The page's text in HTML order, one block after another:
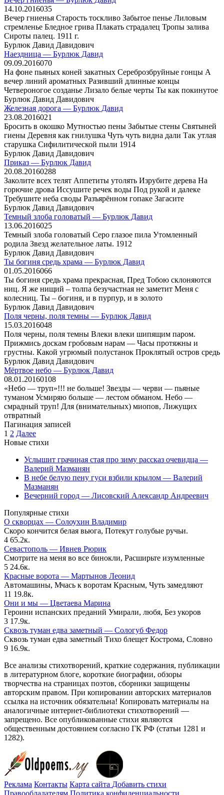
14.10.2016035
Вечер гниенья Старость тоскливо Забытое пенье Лиловым
стремленье Бледное грива Плакать страдалец Тропы залива
Сироты палец. 1911 г.
Бурлюк Давид Давидович
Наездница — Бурлюк Давид
09.09.2016070
На фоне пьяных коней закатных Сереброзбруйные гонцы А
вечер линий ароматных Разивший длинные концы
Четвероногое созданье Лизало белые черты Ты как покинутое
Бурлюк Давид Давидович
Железная дорога — Бурлюк Давид
23.08.2016021
Бросить в окошко Мутностью пены Забытые стены Святыней
гиены Деревня как гнилушка Чуть чуть видна дали Так утлая
старушка Сифилитической пыли 1914
Бурлюк Давид Давидович
Приказ — Бурлюк Давид
20.08.20160288
Заколите всех телят Аппетиты утолять Изрубите дерева На
горючие дрова Иссушите речек воды Под рукой и далеке
Требушите неба своды Разъярённом гопаке Загасите
Бурлюк Давид Давидович
Темный злоба головатый — Бурлюк Давид
13.06.2016025
Темный злоба головатый Серо глазое пила Утомленный
родила Звезд желательное латы. 1912
Бурлюк Давид Давидович
Ты богиня средь храма — Бурлюк Давид
01.05.2016066
Ты богиня средь храма прекрасная, Пред Тобою склоняются
ниц. Я же нищий – толпа безучастная не заметит Меня с
колесниц. Ты – богиня, и в пурпур, и в золото
Бурлюк Давид Давидович
Поля черны, поля темны — Бурлюк Давид
15.03.2016048
Поля черны, поля темны Влеки влеки шипящим паром.
Прижмись доскам гробовым нарам — Часы протяжны и
грустны. Какой угрюмый полустанок Проклятый остров средь
Бурлюк Давид Давидович
Мёртвое небо — Бурлюк Давид
08.01.20160108
«Небо — труп»!!! не больше! Звезды — черви — пьяные
туманом Усмиряю больше — лестом обманом. Небо —
смрадный труп! Для (внимательных) миопов, Лижущих
отвратный
Пагинация записей
1 2 Далее
Новые стихи
Услышит грачиная стая про зиму рассказ очевидца —
Валерий Мазманян
В небе белую пену гуси взбили крылом — Валерий
Мазманян
Вечерний город — Лисовский Александр Андреевич
Популярные стихи
О скворцах — Солоухин Владимир
Скоро кончится белая вьюга, Потекут голубые ручьи.
4 65.2к.
Севастополь — Ивнев Рюрик
Смотрите на меня во все бинокли, Расширьте изумленные
5 24.6к.
Красные ворота — Мартынов Леонид
Автомашины, Мчась к воротам Красным, Чуть замедляют
11 19.8к.
Они и мы — Цветаева Марина
Героини испанских преданий Умирали, любя, Без укоров
3 17.9к.
Сквозь туман едва заметный — Сологуб Федор
Сквозь туман едва заметный Тихо блещет Кострома, Словно
9 16.9к.
Все анализы стихотворений, краткие содержания, публикации
в литературном блоге, короткие биографии, обзоры
творчества на страницах поэтов, сборники защищены
авторским правом. При копировании авторских материалов
ссылка на источник обязательна! Копировать материалы на
аналогичные интернет-библиотеки стихотворений —
запрещено. Все опубликованные стихи являются
общественным достоянием согласно ГК РФ (статьи 1281 и
1282).
Реклама Контакты Карта сайта Добавить стихи
Правообладателям Политика конфиденциальности